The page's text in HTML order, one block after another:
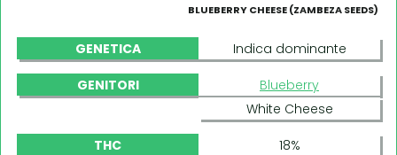
BLUEBERRY CHEESE (ZAMBEZA SEEDS)
GENETICA Indica dominante
GENITORI
Blueberry
White Cheese
THC 18%